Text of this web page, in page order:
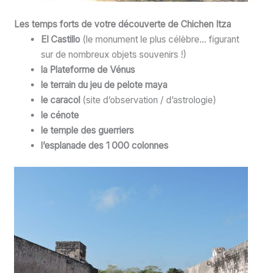
Les temps forts de votre découverte de Chichen Itza
El Castillo (le monument le plus célèbre… figurant
sur de nombreux objets souvenirs !)
la Plateforme de Vénus
le terrain du jeu de pelote maya
le caracol (site d’observation / d’astrologie)
le cénote
le temple des guerriers
l’esplanade des 1 000 colonnes